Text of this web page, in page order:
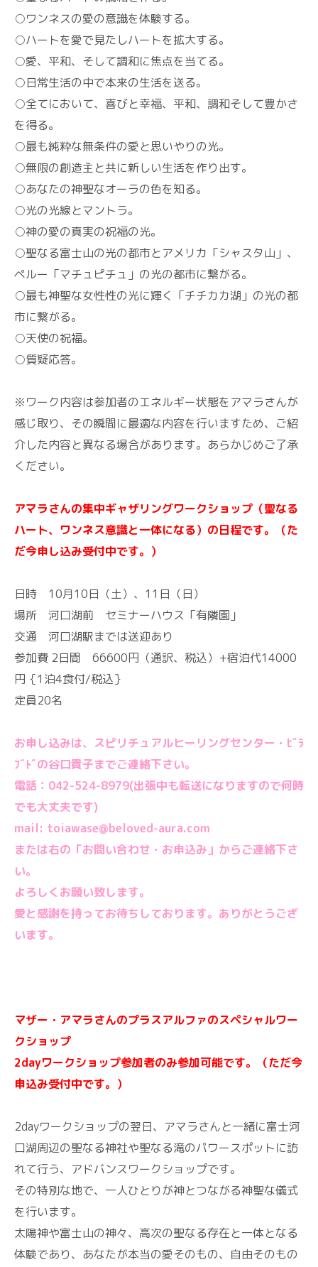
○ワンネスの愛の意識を体験する。
○ハートを愛で見たしハートを拡大する。
○愛、平和、そして調和に焦点を当てる。
○日常生活の中で本来の生活を送る。
○全てにおいて、喜びと幸福、平和、調和そして豊かさ
を得る。
○最も純粋な無条件の愛と思いやりの光。
○無限の創造主と共に新しい生活を作り出す。
○あなたの神聖なオーラの色を知る。
○光の光線とマントラ。
○神の愛の真実の祝福の光。
○聖なる富士山の光の都市とアメリカ「シャスタ山」、
ペルー「マチュピチュ」の光の都市に繋がる。
○最も神聖な女性性の光に輝く「チチカカ湖」の光の都
市に繋がる。
○天使の祝福。
○質疑応答。
※ワーク内容は参加者のエネルギー状態をアマラさんが
感じ取り、その瞬間に最適な内容を行いますため、ご紹
介した内容と異なる場合があります。あらかじめご了承
ください。
アマラさんの集中ギャザリングワークショップ（聖なる
ハート、ワンネス意識と一体になる）の日程です。（た
だ今申し込み受付中です。）
日時 10月10日（土）、11日（日）
場所 河口湖前 セミナーハウス「有隣園」
交通 河口湖駅までは送迎あり
参加費 2日間 66600円（通訳、税込）+宿泊代14000
円｛1泊4食付/税込｝
定員20名
お申し込みは、スピリチュアルヒーリングセンター・ﾋﾞﾗ
ﾌﾞﾄﾞの谷口貴子までご連絡下さい。
電話：042-524-8979(出張中も転送になりますので何時
でも大丈夫です)
mail: toiawase@beloved-aura.com
または右の「お問い合わせ・お申込み」からご連絡下さ
い。
よろしくお願い致します。
愛と感謝を持ってお待ちしております。ありがとうござ
います。
マザー・アマラさんのプラスアルファのスペシャルワー
クショップ
2dayワークショップ参加者のみ参加可能です。（ただ今
申込み受付中です。）
2dayワークショップの翌日、アマラさんと一緒に富士河
口湖周辺の聖なる神社や聖なる滝のパワースポットに訪
れて行う、アドバンスワークショップです。
その特別な地で、一人ひとりが神とつながる神聖な儀式
を行います。
太陽神や富士山の神々、高次の聖なる存在と一体となる
体験であり、あなたが本当の愛そのもの、自由そのもの